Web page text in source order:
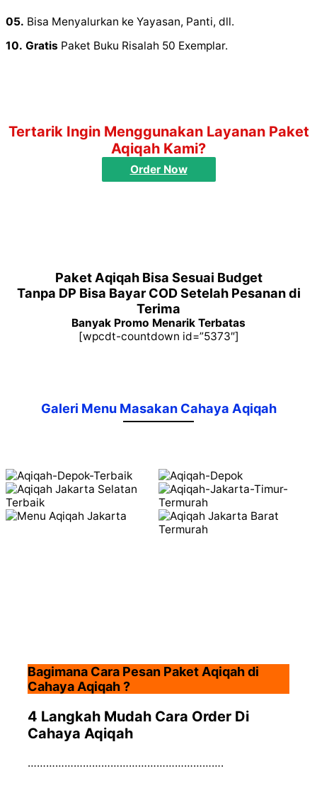
05. Bisa Menyalurkan ke Yayasan, Panti, dll.
10. Gratis Paket Buku Risalah 50 Exemplar.
Tertarik Ingin Menggunakan Layanan Paket
Aqiqah Kami?
Order Now
Paket Aqiqah Bisa Sesuai Budget
Tanpa DP Bisa Bayar COD Setelah Pesanan di
Terima
Banyak Promo Menarik Terbatas
[wpcdt-countdown id=”5373″]
Galeri Menu Masakan Cahaya Aqiqah
Bagimana Cara Pesan Paket Aqiqah di
Cahaya Aqiqah ?
4 Langkah Mudah Cara Order Di
Cahaya Aqiqah
……………………………………………………….